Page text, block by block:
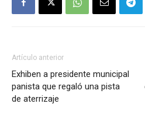
Artículo anterior
Exhiben a presidente municipal
panista que regaló una pista
de aterrizaje